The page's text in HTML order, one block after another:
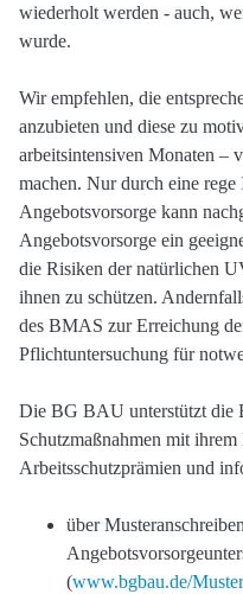
wiederholt werden - auch,
wurde.
Wir empfehlen, die
anzubieten und diese zu
arbeitsintensiven Monaten –
machen. Nur durch eine
Angebotsvorsorge kann
Angebotsvorsorge ein
die Risiken der natürlichen
ihnen zu schützen.
des BMAS zur Erreichung
Pflichtuntersuchung für
Die BG BAU unterstützt die
Schutzmaßnahmen mit
Arbeitsschutzprämien und
über
(www.bgbau.de/